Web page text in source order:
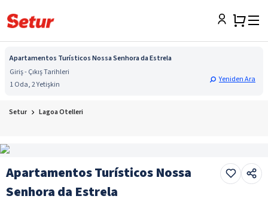
Apartamentos Turísticos Nossa Senhora da Estrela
Giriş - Çıkış Tarihleri
1 Oda, 2 Yetişkin
Yeniden Ara
Setur Lagoa Otelleri
Apartamentos Turísticos Nossa
Senhora da Estrela